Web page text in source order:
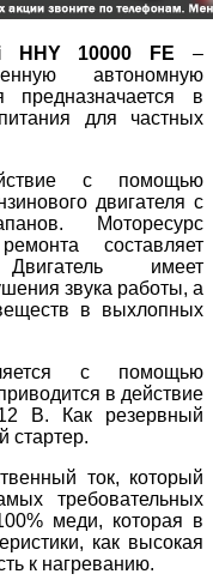
HHY 10000 FЕ –
автономную
предназначается в
для частных
с помощью
двигателя с
Моторесурс
составляет
имеет
звука работы, а
в выхлопных
с помощью
в действие
В. Как резервный
стартер.
ток, который
требовательных
меди, которая в
как высокая
к нагреванию.